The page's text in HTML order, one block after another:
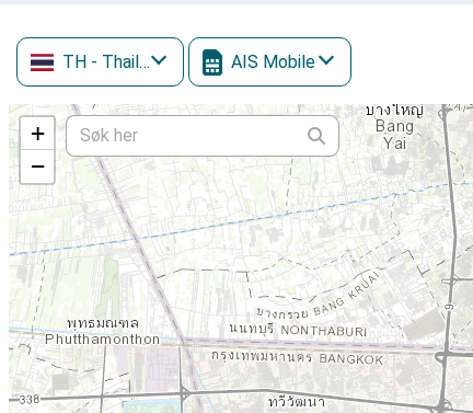
TH - Thailand AIS Mobile
+
−